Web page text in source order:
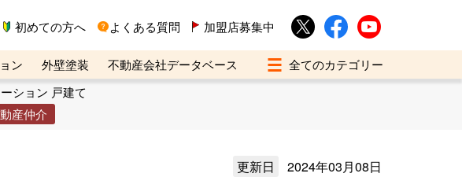
初めての方へ よくある質問 加盟店募集中
ン 外壁塗装
不動産会社データベース
ご相談デスク
ション 戸建て
産仲介
更新日 2024年03月08日